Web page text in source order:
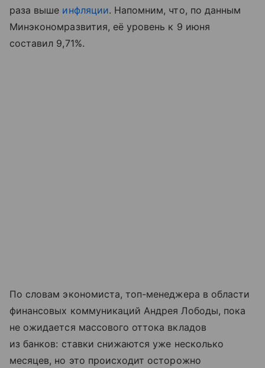
раза выше инфляции. Напомним, что, по данным
Минэкономразвития, её уровень к 9 июня
составил 9,71%.
По словам экономиста, топ-менеджера в области
финансовых коммуникаций Андрея Лободы, пока
не ожидается массового оттока вкладов
из банков: ставки снижаются уже несколько
месяцев, но это происходит осторожно